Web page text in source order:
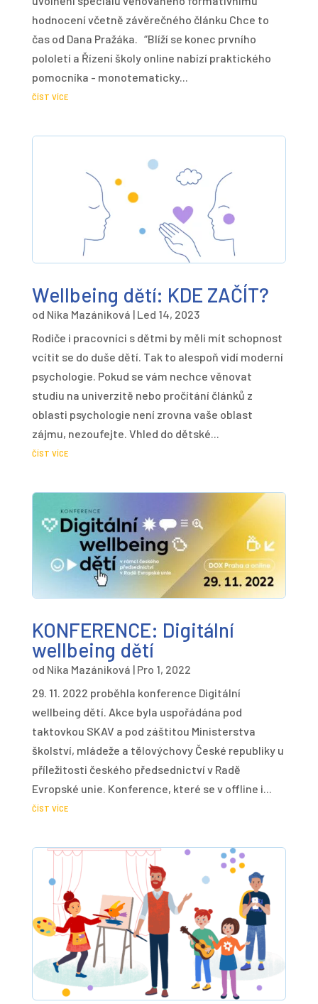
hodnocení včetně závěrečného článku Chce to
čas od Dana Pražáka. “Blíží se konec prvního
pololetí a Řízení školy online nabízí praktického
pomocníka - monotematicky...
číst více
Wellbeing dětí: KDE ZAČÍT?
od Nika Mazániková | Led 14, 2023
Rodiče i pracovníci s dětmi by měli mít schopnost
vcítit se do duše dětí. Tak to alespoň vidí moderní
psychologie. Pokud se vám nechce věnovat
studiu na univerzitě nebo pročítání článků z
oblasti psychologie není zrovna vaše oblast
zájmu, nezoufejte. Vhled do dětské...
číst více
KONFERENCE: Digitální
wellbeing dětí
od Nika Mazániková | Pro 1, 2022
29. 11. 2022 proběhla konference Digitální
wellbeing dětí. Akce byla uspořádána pod
taktovkou SKAV a pod záštitou Ministerstva
školství, mládeže a tělovýchovy České republiky u
příležitosti českého předsednictví v Radě
Evropské unie. Konference, které se v offline i...
číst více